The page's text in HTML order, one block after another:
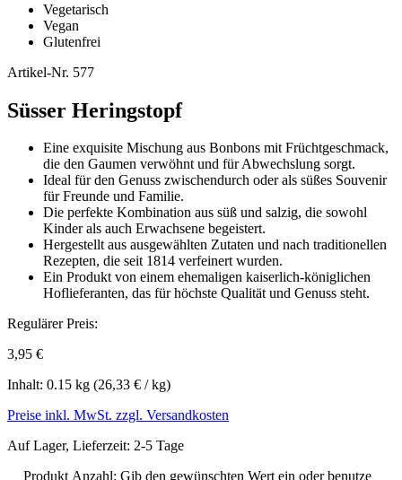
Vegetarisch
Vegan
Glutenfrei
Artikel-Nr. 577
Süsser Heringstopf
Eine exquisite Mischung aus Bonbons mit Früchtgeschmack,
die den Gaumen verwöhnt und für Abwechslung sorgt.
Ideal für den Genuss zwischendurch oder als süßes Souvenir
für Freunde und Familie.
Die perfekte Kombination aus süß und salzig, die sowohl
Kinder als auch Erwachsene begeistert.
Hergestellt aus ausgewählten Zutaten und nach traditionellen
Rezepten, die seit 1814 verfeinert wurden.
Ein Produkt von einem ehemaligen kaiserlich-königlichen
Hoflieferanten, das für höchste Qualität und Genuss steht.
Regulärer Preis:
3,95 €
Inhalt: 0.15 kg (26,33 € / kg)
Preise inkl. MwSt. zzgl. Versandkosten
Auf Lager, Lieferzeit: 2-5 Tage
Produkt Anzahl: Gib den gewünschten Wert ein oder benutze